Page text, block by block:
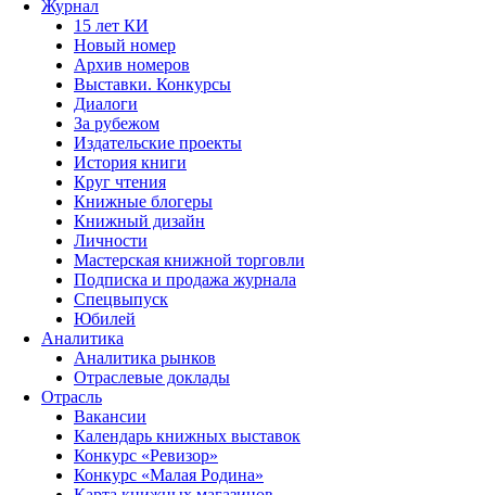
Журнал
15 лет КИ
Новый номер
Архив номеров
Выставки. Конкурсы
Диалоги
За рубежом
Издательские проекты
История книги
Круг чтения
Книжные блогеры
Книжный дизайн
Личности
Мастерская книжной торговли
Подписка и продажа журнала
Спецвыпуск
Юбилей
Аналитика
Аналитика рынков
Отраслевые доклады
Отрасль
Вакансии
Календарь книжных выставок
Конкурс «Ревизор»
Конкурс «Малая Родина»